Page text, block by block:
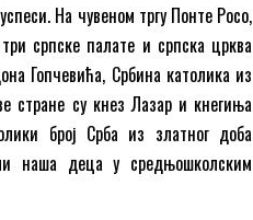
На чувеном тргу Понте Росо,
српске палате и српска црква
Гопчевића, Србина католика из
стране су кнез Лазар и кнегиња
број Срба из златног доба
наша деца у средњошколским